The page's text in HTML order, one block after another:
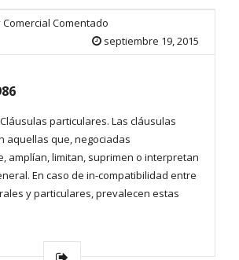
Comercial Comentado
septiembre 19, 2015
Cláusulas particulares. Las cláusulas
aquellas que, negociadas
amplían, limitan, suprimen o interpretan
En caso de in-compatibilidad entre
y particulares, prevalecen estas